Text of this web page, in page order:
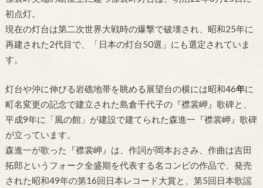
初点灯。
現在の灯台は第二次世界大戦時の爆撃で破壊され、昭和25年に
再建された2代目で、「日本の灯台50選」にも選定されていま
す。
灯台や沖に伸びる岩礁地帯を眺める展望台の横には昭和46年に
町名変更の記念で建立された島倉千代子の『襟裳岬』歌碑と、
平成9年に「風の館」が建設で建てられた森進一『襟裳岬』歌碑
が立っています。
森進一が歌った『襟裳岬』は、作詞が岡本おさみ、作曲は吉田
拓郎というフォーク全盛期を代表する名コンビの作品で、発売
された昭和49年の第16回日本レコード大賞と、第5回日本歌謡